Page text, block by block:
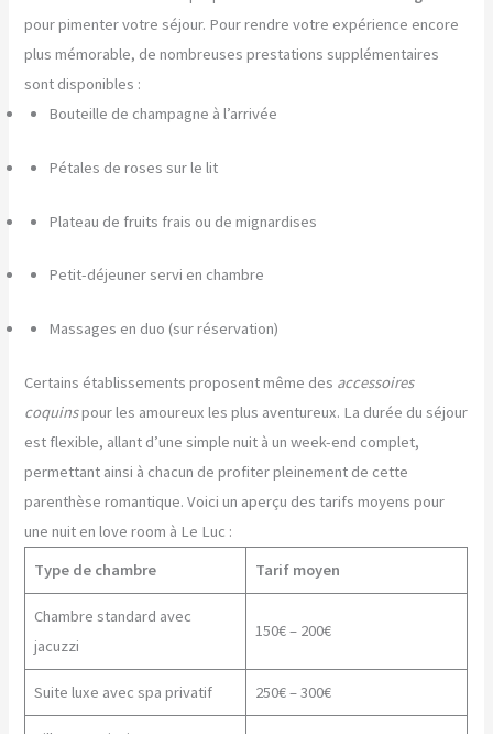
pour pimenter votre séjour. Pour rendre votre expérience encore
plus mémorable, de nombreuses prestations supplémentaires
sont disponibles :
Bouteille de champagne à l’arrivée
Pétales de roses sur le lit
Plateau de fruits frais ou de mignardises
Petit-déjeuner servi en chambre
Massages en duo (sur réservation)
Certains établissements proposent même des accessoires
coquinspour les amoureux les plus aventureux. La durée du séjour
est flexible, allant d’une simple nuit à un week-end complet,
permettant ainsi à chacun de profiter pleinement de cette
parenthèse romantique. Voici un aperçu des tarifs moyens pour
une nuit en love room à Le Luc :
Type de chambre
Tarif moyen
Chambre standard avec
jacuzzi
150€ – 200€
Suite luxe avec spa privatif 250€ – 300€